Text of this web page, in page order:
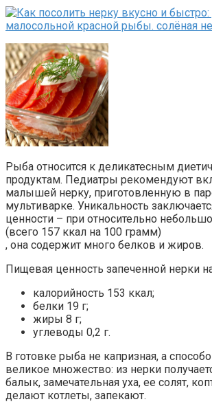
Рыба относится к деликатесным
продуктам. Педиатры рекомендуют
малышей нерку, приготовленную в
мультиварке. Уникальность
ценности – при относительно
(всего 157 ккал на 100 грамм)
, она содержит много белков и жиров.
Пищевая ценность запеченной нерки
калорийность 153 ккал;
белки 19 г;
жиры 8 г;
углеводы 0,2 г.
В готовке рыба не капризная, а
великое множество: из нерки
балык, замечательная уха, ее солят,
делают котлеты, запекают.